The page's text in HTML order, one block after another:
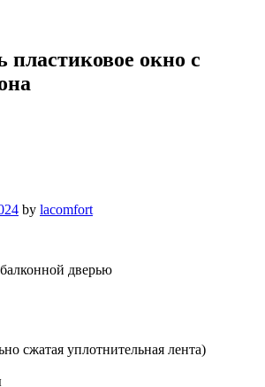
пластиковое окно с
by lacomfort
дверью
сжатая уплотнительная лента)